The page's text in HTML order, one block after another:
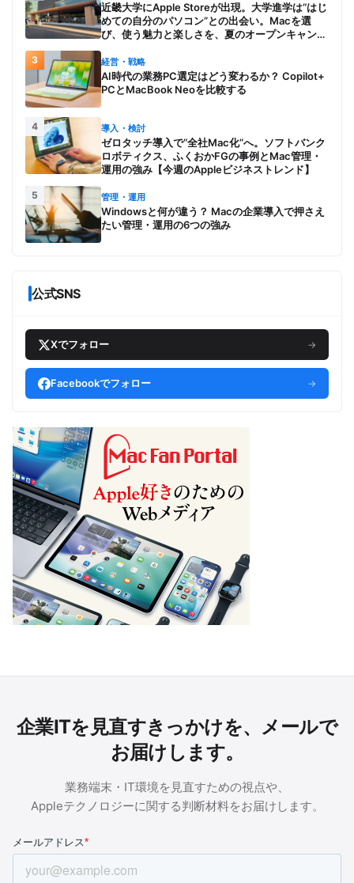
近畿大学にApple Storeが出現。大学進学は“はじ
めての自分のパソコン”との出会い。Macを選
び、使う魅力と楽しさを、夏のオープンキャンパ
3 経営・戦略
AI時代の業務PC選定はどう変わるか？ Copilot+
PCとMacBook Neoを比較する
4 導入・検討
ゼロタッチ導入で“全社Mac化”へ。ソフトバンク
ロボティクス、ふくおかFGの事例とMac管理・
運用の強み【今週のAppleビジネストレンド】
5 管理・運用
Windowsと何が違う？ Macの企業導入で押さえ
たい管理・運用の6つの強み
公式SNS
Xでフォロー →
Facebookでフォロー →
企業ITを見直すきっかけを、メールで
お届けします。
業務端末・IT環境を見直すための視点や、
Appleテクノロジーに関する判断材料をお届けします。